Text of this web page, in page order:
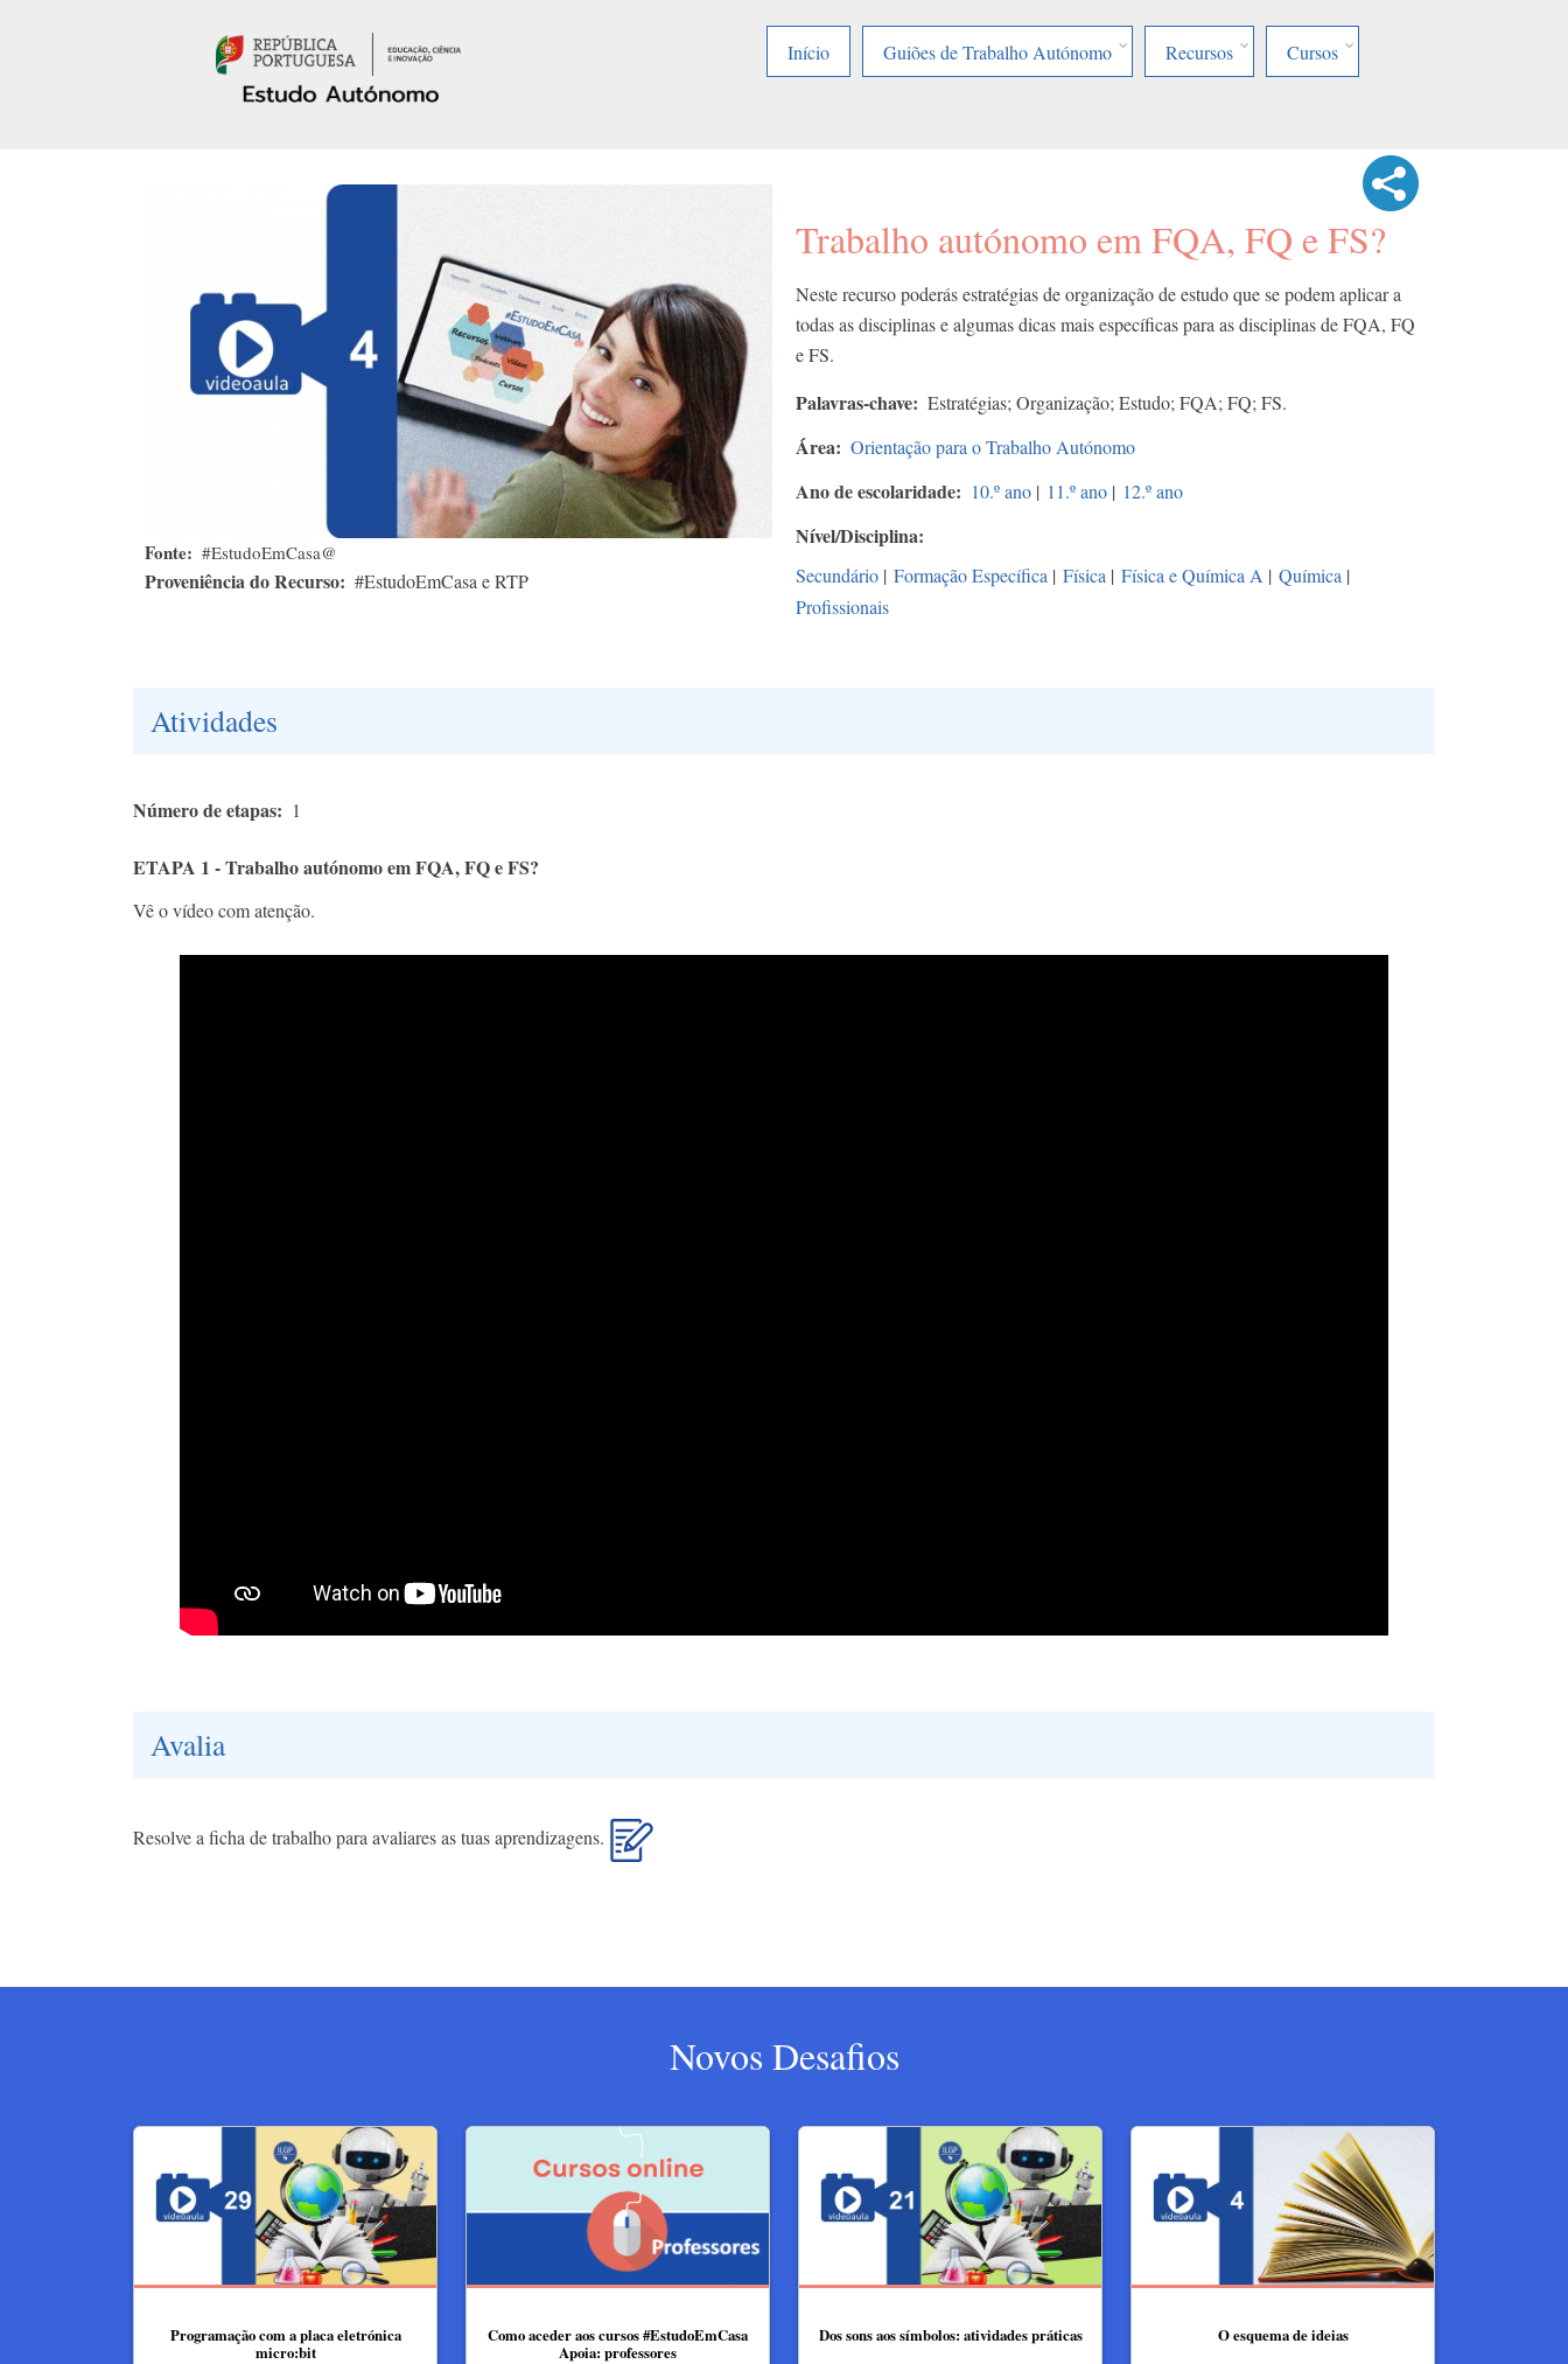
Início
Guiões de Trabalho Autónomo Recursos Cursos
Fonte #EstudoEmCasa@
Proveniência do Recurso #EstudoEmCasa e RTP
Trabalho autónomo em FQA, FQ e FS?
Neste recurso poderás estratégias de organização de estudo que se podem aplicar a
todas as disciplinas e algumas dicas mais específicas para as disciplinas de FQA, FQ
e FS.
Palavras-chave Estratégias; Organização; Estudo; FQA; FQ; FS.
Área Orientação para o Trabalho Autónomo
Ano de escolaridade 10.º ano | 11.º ano | 12.º ano
Nível/Disciplina
Secundário | Formação Específica | Física | Física e Química A | Química |
Profissionais
Atividades
Número de etapas 1
ETAPA 1 - Trabalho autónomo em FQA, FQ e FS?
Vê o vídeo com atenção.
Avalia
Resolve a ficha de trabalho para avaliares as tuas aprendizagens.
Novos Desafios
Programação com a placa eletrónica
micro:bit
Como aceder aos cursos #EstudoEmCasa
Apoia: professores
Dos sons aos símbolos: atividades práticas O esquema de ideias